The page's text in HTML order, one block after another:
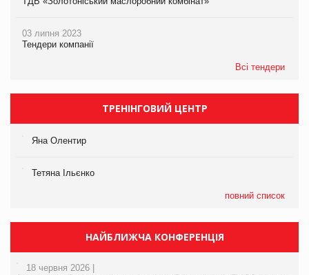
03 липня 2023
Тендери компанії
Всі тендери
ТРЕНІНГОВИЙ ЦЕНТР
Яна Олентир
Тетяна Ільєнко
повний список
НАЙБЛИЖЧА КОНФЕРЕНЦІЯ
18 червня 2026 |